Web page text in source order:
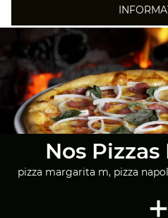
Nos Pizzas
pizza margarita m, pizza
+